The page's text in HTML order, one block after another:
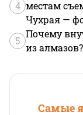
4 местам
Чухрая —
5
Почему
из
Самые